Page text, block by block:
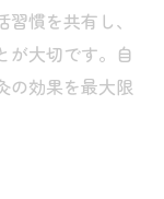
慣を共有し、
が大切です。自
の効果を最大限